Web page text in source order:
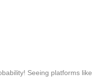
Seeing platforms like